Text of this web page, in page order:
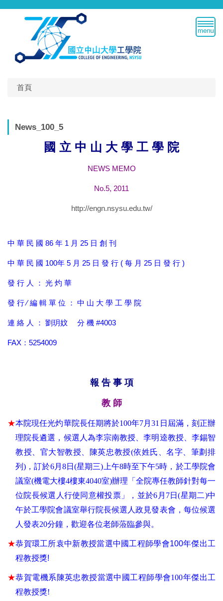
跳
首頁
News_100_5
國 立 中 山 大 學 工 學 院
NEWS MEMO
No.5, 2011
http://engn.nsysu.edu.tw/
中 華 民 國 86 年 1 月 25 日 創 刊
中 華 民 國 100年 5 月 25 日 發 行 ( 每 月 25 日 發 行 )
發 行 人 ： 光 灼 華
發 行 ∕ 編 輯 單 位 ： 中 山 大 學 工 學 院
連 絡 人 ： 劉玥妏 分 機 #4003
FAX：5254009
報 告 事 項
教 師
★本院現任光灼華院長任期將於100年7月31日屆滿，刻正辦
理院長遴選，候選人為李宗南教授、李明逵教授、李錫智
教授、官大智教授、陳英忠教授(依姓氏、名字、筆劃排
列)，訂於6月8日(星期三)上午8時至下午5時，於工學院會
議室(機電大樓4樓東4040室)辦理「全院專任教師針對每一
位院長候選人行使同意權投票」，並於6月7日(星期二)中
午於工學院會議室舉行院長候選人政見發表會，每位候選
人發表20分鐘，歡迎各位老師蒞臨參與。
★恭賀環工所袁中新教授當選中國工程師學會100年傑出工
程教授獎!
★恭賀電機系陳英忠教授當選中國工程師學會100年傑出工
程教授獎!